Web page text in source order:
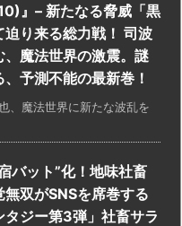
』– 新たなる脅威「黒
り来る総力戦！ 司波
魔法世界の激震。謎
予測不能の最新巻！
、魔法世界に新たな波乱を
バット”化！地味社畜
双がSNSを席巻する
タジー第3弾」社畜サラ